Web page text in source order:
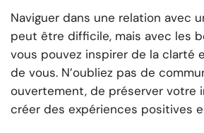
Naviguer dans une relation avec
peut être difficile, mais avec les
vous pouvez inspirer de la clarté
de vous. N’oubliez pas de
ouvertement, de préserver votre
créer des expériences positives